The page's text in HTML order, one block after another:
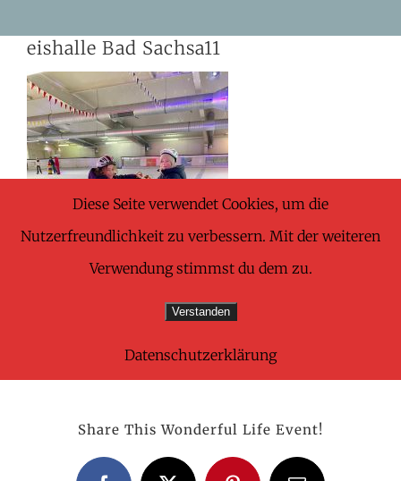
content
eishalle Bad Sachsa11
Share This Wonderful Life Event!
Diese Seite verwendet Cookies, um die
Nutzerfreundlichkeit zu verbessern. Mit der weiteren
Verwendung stimmst du dem zu.
Verstanden
Datenschutzerklärung